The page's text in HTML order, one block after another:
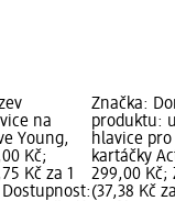
na
Young,
Kč;
Kč za 1
Značka:
produktu:
hlavice
kartáčky
299,00 Kč;
(37,38 Kč